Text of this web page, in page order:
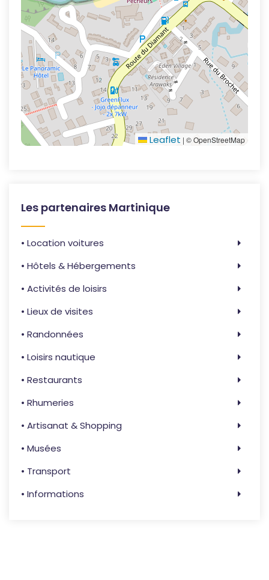
Leaflet | © OpenStreetMap
Les partenaires Martinique
• Location voitures
• Hôtels & Hébergements
• Activités de loisirs
• Lieux de visites
• Randonnées
• Loisirs nautique
• Restaurants
• Rhumeries
• Artisanat & Shopping
• Musées
• Transport
• Informations